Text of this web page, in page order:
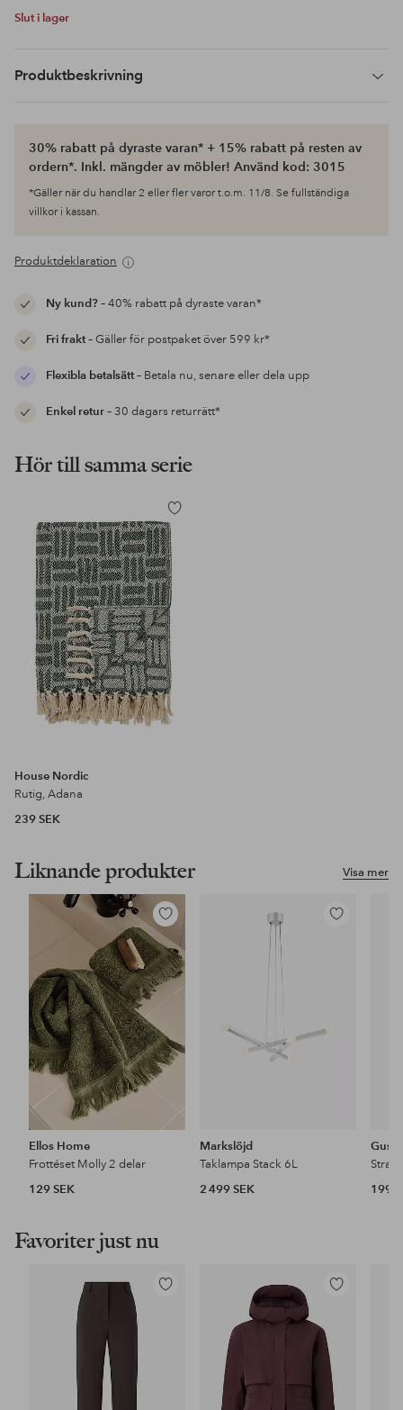
Slut i lager
Produktbeskrivning
30% rabatt på dyraste varan* + 15% rabatt på resten av
ordern*. Inkl. mängder av möbler! Använd kod: 3015
*Gäller när du handlar 2 eller fler varor t.o.m. 11/8. Se fullständiga
villkor i kassan.
Produktdeklaration
Ny kund?– 40% rabatt på dyraste varan*
Fri frakt– Gäller för postpaket över 599 kr*
Flexibla betalsätt– Betala nu, senare eller dela upp
Enkel retur– 30 dagars returrätt*
Hör till samma serie
Lägg
till
i
favoriter
House Nordic
Rutig, Adana
239 SEK
Visa mer
Liknande produkter
Lägg
till
i
favoriter
Ellos Home
Frottéset Molly 2 delar
129 SEK
Lägg
Markslöjd
Taklampa Stack 6L
2 499 SEK
199
Favoriter just nu
Lägg
Lägg
favoriter